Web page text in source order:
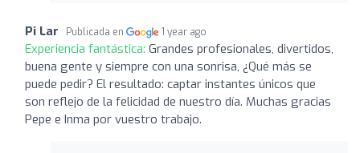
Pi Lar Publicada en 1 year ago
Experiencia fantástica: Grandes profesionales, divertidos,
buena gente y siempre con una sonrisa, ¿Qué más se
puede pedir? El resultado: captar instantes únicos que
son reflejo de la felicidad de nuestro día. Muchas gracias
Pepe e Inma por vuestro trabajo.